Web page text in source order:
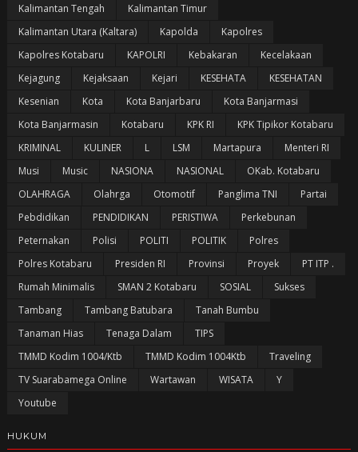
Kalimantan Tengah
Kalimantan Timur
Kalimantan Utara (Kaltara)
Kapolda
Kapolres
Kapolres Kotabaru
KAPOLRI Kebakaran
Kecelakaan
Kejagung
Kejaksaan Kejari KESEHATA
KESEHATAN
Kesenian
Kota Kota Banjarbaru
Kota Banjarmasi
Kota Banjarmasin
Kotabaru KPK RI
KPK Tipikor Kotabaru
KRIMINAL
KULINER L LSM Martapura
Menteri RI
Musi
Music NASIONA NASIONAL
OKab. Kotabaru
OLAHRAGA
Olahrga Otomotif Panglima TNI
Partai
Pebdidikan
PENDIDIKAN PERISTIWA
Perkebunan
Peternakan
Polisi POLITI POLITIK
Polres
Polres Kotabaru
Presiden RI Provinsi Proyek
PT ITP .
Rumah Minimalis
SMAN 2 Kotabaru SOSIAL
Sukses
Tambang
Tambang Batubara
Tanah Bumbu
Tanaman Hias
Tenaga Dalam
TIPS
TMMD Kodim 1004/Ktb
TMMD Kodim 1004Ktb
Traveling
TV Suarabamega Online
Wartawan WISATA
Y
Youtube
HUKUM